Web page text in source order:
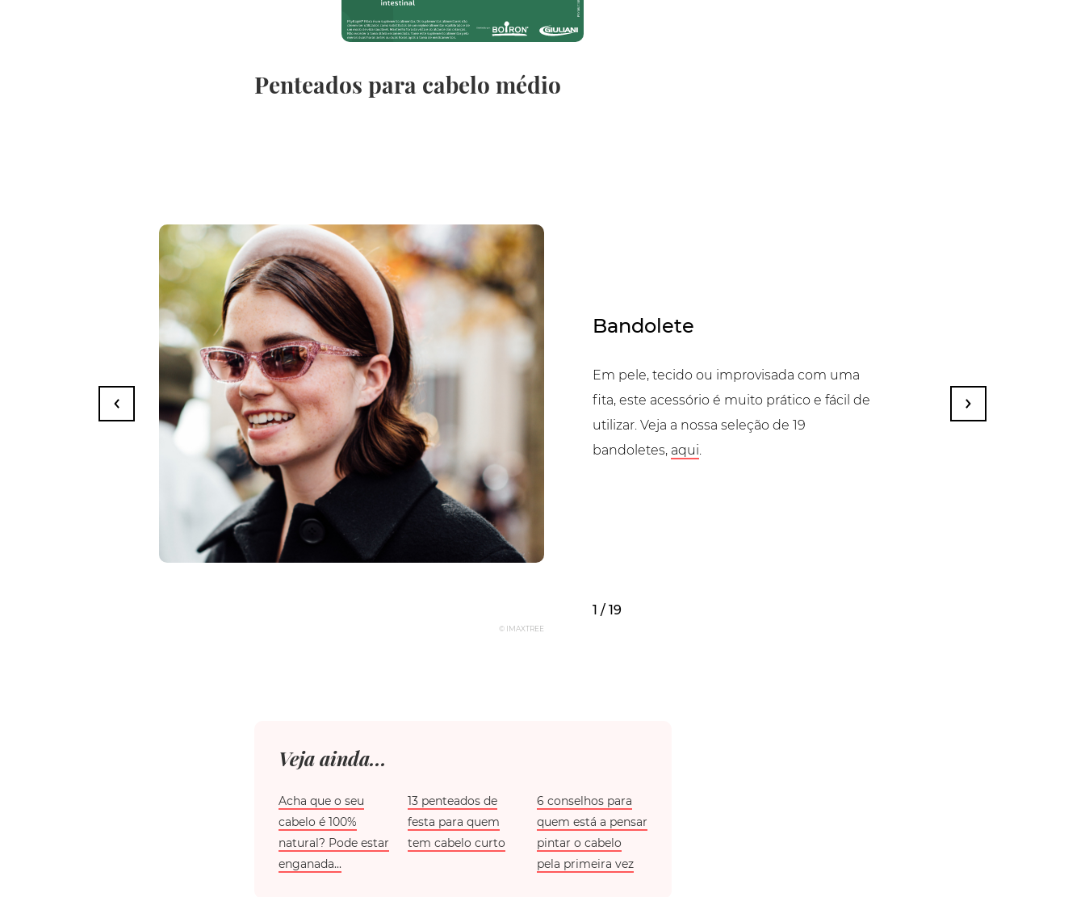
Penteados para cabelo médio
© IMAXTREE
Bandolete
Em pele, tecido ou improvisada com uma
fita, este acessório é muito prático e fácil de
utilizar. Veja a nossa seleção de 19
bandoletes, aqui
1 / 19
Veja ainda...
Acha que o seu
cabelo é 100%
natural? Pode estar
enganada...
13 penteados de
festa para quem
tem cabelo curto
6 conselhos para
quem está a pensar
pintar o cabelo
pela primeira vez